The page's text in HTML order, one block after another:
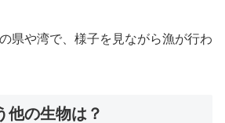
県や湾で、様子を見ながら漁が行わ
他の生物は？